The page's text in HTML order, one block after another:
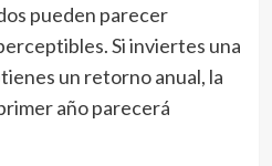
pueden parecer
Si inviertes una
un retorno anual, la
año parecerá